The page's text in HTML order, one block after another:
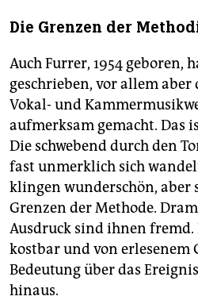
Die Grenzen der
Auch Furrer, 1954 geboren,
geschrieben, vor allem
Vokal- und
aufmerksam gemacht. Das
Die schwebend durch den
fast unmerklich sich
klingen wunderschön, aber
Grenzen der Methode.
Ausdruck sind ihnen fremd.
kostbar und von erlesenem
Bedeutung über das
hinaus.